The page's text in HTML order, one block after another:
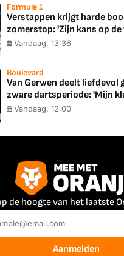
Formule 1
Verstappen krijgt harde
zomerstop: 'Zijn kans op
Vandaag, 13:36
Boulevard
Van Gerwen deelt liefdevol
zware dartsperiode: 'Mijn
Vandaag, 12:00
de hoogte van het laatste
Aanmelden